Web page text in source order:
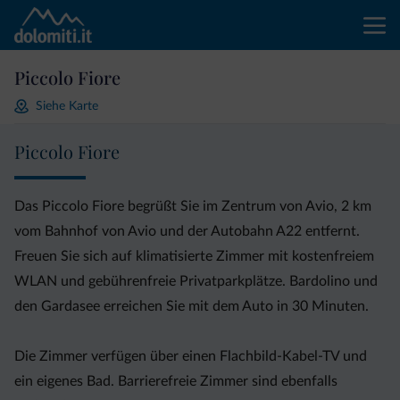
Piccolo Fiore
Siehe Karte
Piccolo Fiore
Das Piccolo Fiore begrüßt Sie im Zentrum von Avio, 2 km
vom Bahnhof von Avio und der Autobahn A22 entfernt.
Freuen Sie sich auf klimatisierte Zimmer mit kostenfreiem
WLAN und gebührenfreie Privatparkplätze. Bardolino und
den Gardasee erreichen Sie mit dem Auto in 30 Minuten.
Die Zimmer verfügen über einen Flachbild-Kabel-TV und
ein eigenes Bad. Barrierefreie Zimmer sind ebenfalls